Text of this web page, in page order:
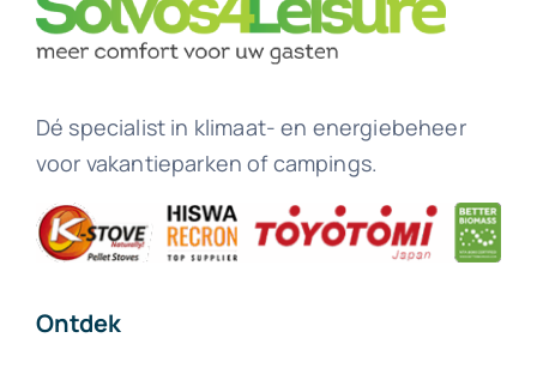
Dé specialist in klimaat- en energiebeheer
voor vakantieparken of campings.
Ontdek